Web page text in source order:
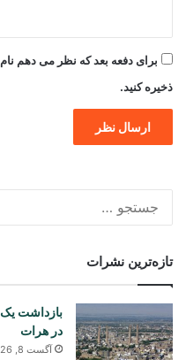
برای دفعه بعد که نظر می دهم
ذخیره کنید.
تازه‌ترین نشرات
بازداشت
در هرات
آگست 8, 2026